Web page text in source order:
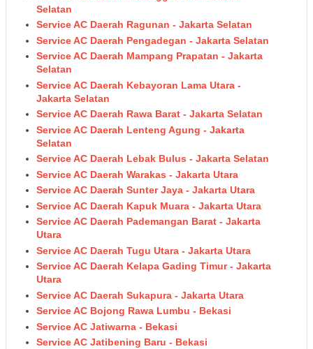
Selatan
Service AC Daerah Ragunan - Jakarta Selatan
Service AC Daerah Pengadegan - Jakarta Selatan
Service AC Daerah Mampang Prapatan - Jakarta
Selatan
Service AC Daerah Kebayoran Lama Utara -
Jakarta Selatan
Service AC Daerah Rawa Barat - Jakarta Selatan
Service AC Daerah Lenteng Agung - Jakarta
Selatan
Service AC Daerah Lebak Bulus - Jakarta Selatan
Service AC Daerah Warakas - Jakarta Utara
Service AC Daerah Sunter Jaya - Jakarta Utara
Service AC Daerah Kapuk Muara - Jakarta Utara
Service AC Daerah Pademangan Barat - Jakarta
Utara
Service AC Daerah Tugu Utara - Jakarta Utara
Service AC Daerah Kelapa Gading Timur - Jakarta
Utara
Service AC Daerah Sukapura - Jakarta Utara
Service AC Bojong Rawa Lumbu - Bekasi
Service AC Jatiwarna - Bekasi
Service AC Jatibening Baru - Bekasi